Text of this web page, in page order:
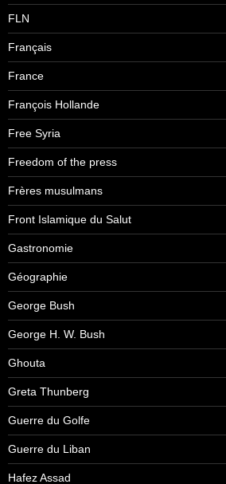
FLN
Français
France
François Hollande
Free Syria
Freedom of the press
Frères musulmans
Front Islamique du Salut
Gastronomie
Géographie
George Bush
George H. W. Bush
Ghouta
Greta Thunberg
Guerre du Golfe
Guerre du Liban
Hafez Assad